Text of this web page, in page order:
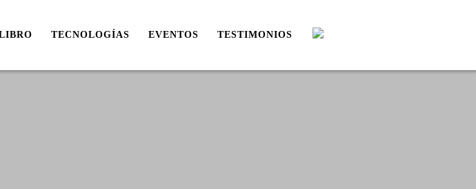
TECNOLOGÍAS EVENTOS TESTIMONIOS